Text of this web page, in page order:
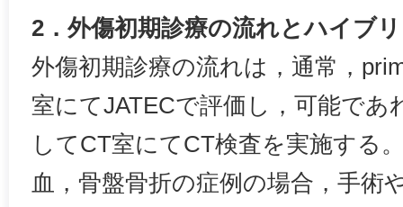
2．外傷初期診療の流れとハイブ
外傷初期診療の流れは，通常，
室にてJATECで評価し，可能であ
してCT室にてCT検査を実施する
血，骨盤骨折の症例の場合，手術